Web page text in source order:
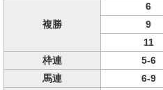
複勝
6
9
11
枠連
5-6
馬連
6-9